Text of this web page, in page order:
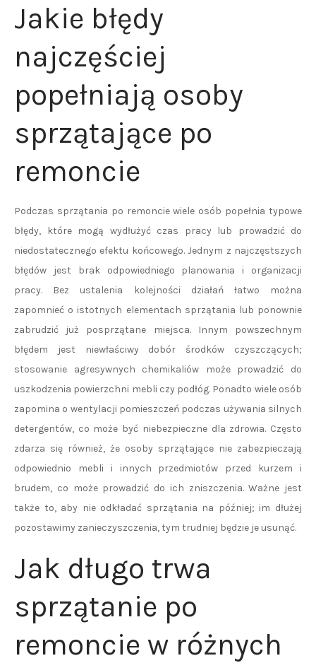
Jakie błędy
najczęściej
popełniają osoby
sprzątające po
remoncie
Podczas sprzątania po remoncie wiele osób popełnia typowe
błędy, które mogą wydłużyć czas pracy lub prowadzić do
niedostatecznego efektu końcowego. Jednym z najczęstszych
błędów jest brak odpowiedniego planowania i organizacji
pracy. Bez ustalenia kolejności działań łatwo można
zapomnieć o istotnych elementach sprzątania lub ponownie
zabrudzić już posprzątane miejsca. Innym powszechnym
błędem jest niewłaściwy dobór środków czyszczących;
stosowanie agresywnych chemikaliów może prowadzić do
uszkodzenia powierzchni mebli czy podłóg. Ponadto wiele osób
zapomina o wentylacji pomieszczeń podczas używania silnych
detergentów, co może być niebezpieczne dla zdrowia. Często
zdarza się również, że osoby sprzątające nie zabezpieczają
odpowiednio mebli i innych przedmiotów przed kurzem i
brudem, co może prowadzić do ich zniszczenia. Ważne jest
także to, aby nie odkładać sprzątania na później; im dłużej
pozostawimy zanieczyszczenia, tym trudniej będzie je usunąć.
Jak długo trwa
sprzątanie po
remoncie w różnych